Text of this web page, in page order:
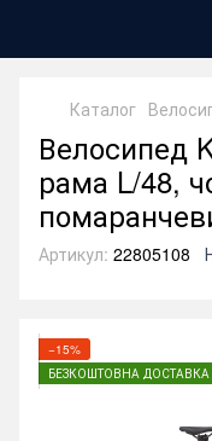
Каталог
Велосипед
рама L/48,
Артикул: 22805108
−15%
БЕЗКОШТОВНА ДОСТАВКА